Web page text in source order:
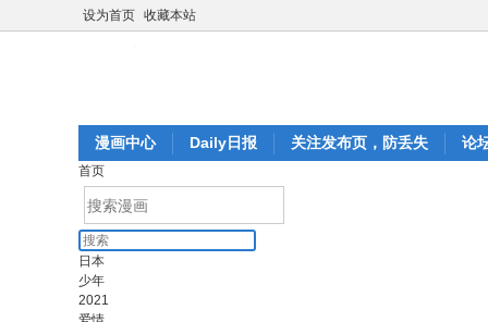
设为首页 收藏本站
漫画中心 Daily日报 关注发布页，防丢失 论
首页
日本
少年
2021